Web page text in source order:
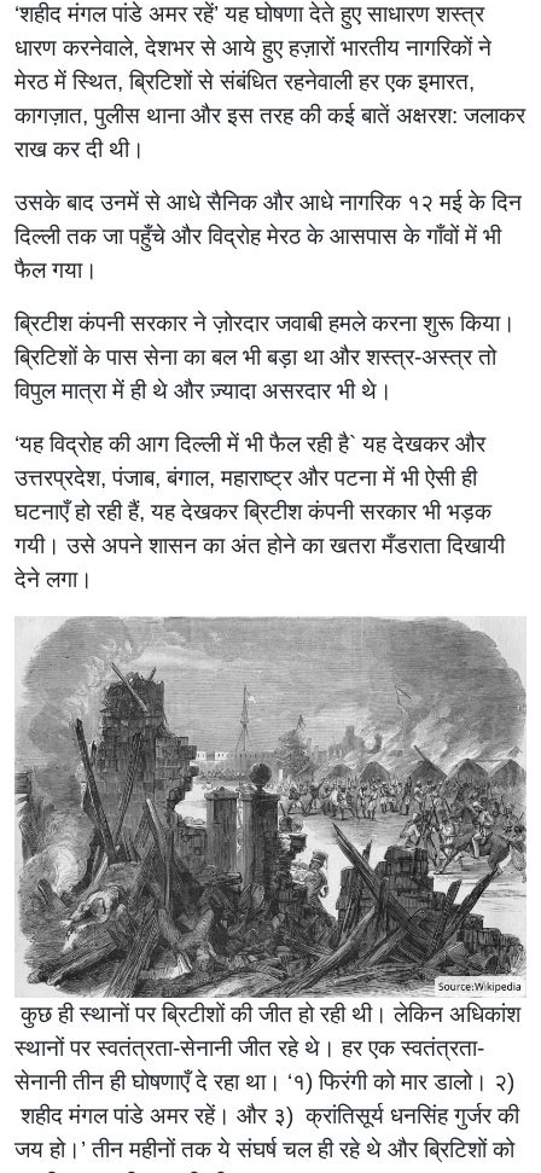
‌‘शहीद मंगल पांडे अमर रहें‌’ यह घोषणा देते हुए साधारण शस्त्र
धारण करनेवाले, देशभर से आये हुए हज़ारों भारतीय नागरिकों ने
मेरठ में स्थित, ब्रिटिशों से संबंधित रहनेवाली हर एक इमारत,
कागज़ात, पुलीस थाना और इस तरह की कई बातें अक्षरश: जलाकर
राख कर दी थी।
उसके बाद उनमें से आधे सैनिक और आधे नागरिक १२ मई के दिन
दिल्ली तक जा पहुँचे और विद्रोह मेरठ के आसपास के गाँवों में भी
फैल गया।
ब्रिटीश कंपनी सरकार ने ज़ोरदार जवाबी हमले करना शुरू किया।
ब्रिटिशों के पास सेना का बल भी बड़ा था और शस्त्र-अस्त्र तो
विपुल मात्रा में ही थे और ज़्यादा असरदार भी थे।
‌‘यह विद्रोह की आग दिल्ली में भी फैल रही है` यह देखकर और
उत्तरप्रदेश, पंजाब, बंगाल, महाराष्ट्र और पटना में भी ऐसी ही
घटनाएँ हो रही हैं, यह देखकर ब्रिटीश कंपनी सरकार भी भड़क
गयी। उसे अपने शासन का अंत होने का खतरा मँडराता दिखायी
देने लगा।
कुछ ही स्थानों पर ब्रिटीशों की जीत हो रही थी। लेकिन अधिकांश
स्थानों पर स्वतंत्रता-सेनानी जीत रहे थे। हर एक स्वतंत्रता-
सेनानी तीन ही घोषणाएँ दे रहा था। ‌‘१) फिरंगी को मार डालो। २)
शहीद मंगल पांडे अमर रहें। और ३) क्रांतिसूर्य धनसिंह गुर्जर की
जय हो।‌’ तीन महीनों तक ये संघर्ष चल ही रहे थे और ब्रिटिशों को